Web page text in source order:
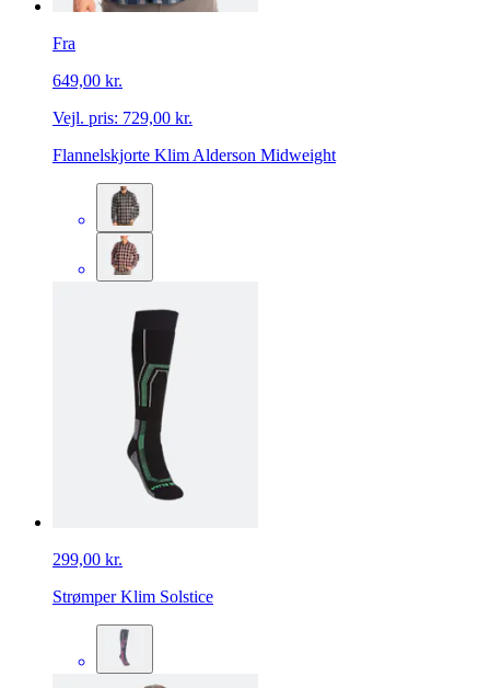
Fra
649,00 kr.
Vejl. pris: 729,00 kr.
Flannelskjorte Klim Alderson Midweight
299,00 kr.
Strømper Klim Solstice